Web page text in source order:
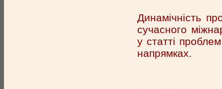
Динамічність
сучасного
у статті
напрямках.